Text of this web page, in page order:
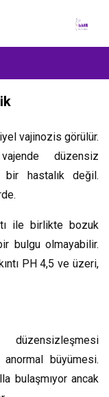
vajinozis görülür.
düzensiz
hastalık değil.
ile birlikte bozuk
bulgu olmayabilir.
PH 4,5 ve üzeri,
büyümesi.
bulaşmıyor ancak